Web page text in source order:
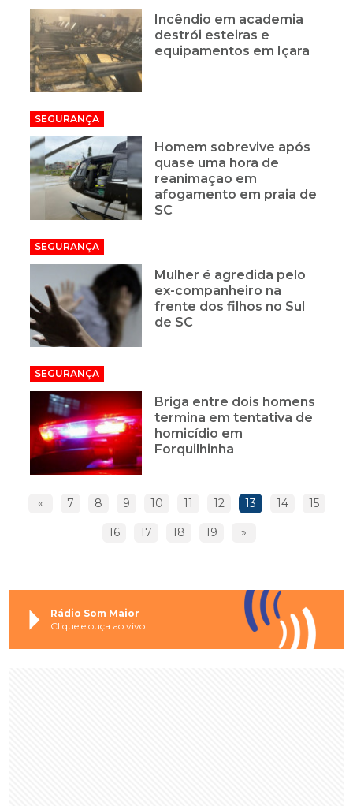
Incêndio em academia
destrói esteiras e
equipamentos em Içara
SEGURANÇA
Homem sobrevive após
quase uma hora de
reanimação em
afogamento em praia de
SC
SEGURANÇA
Mulher é agredida pelo
ex-companheiro na
frente dos filhos no Sul
de SC
SEGURANÇA
Briga entre dois homens
termina em tentativa de
homicídio em
Forquilhinha
« 7 8 9 10 11 12 13 14 15
16 17 18 19 »
Rádio Som Maior
Clique e ouça ao vivo